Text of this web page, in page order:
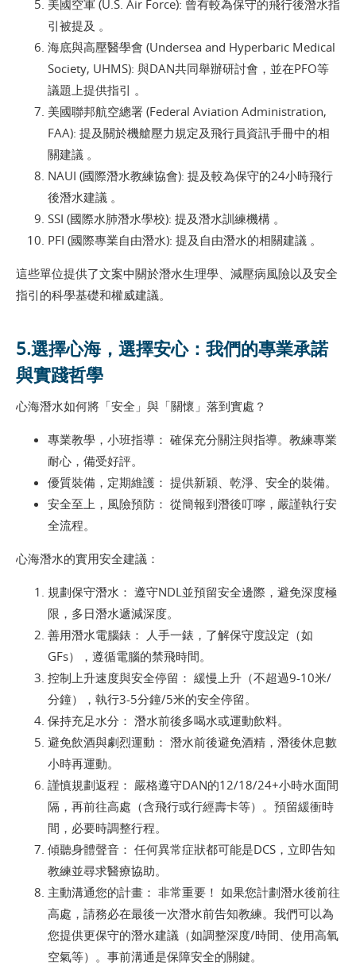
美國空軍 (U.S. Air Force): 曾有較為保守的飛行後潛水指
引被提及 。
海底與高壓醫學會 (Undersea and Hyperbaric Medical
Society, UHMS): 與DAN共同舉辦研討會，並在PFO等
議題上提供指引 。
美國聯邦航空總署 (Federal Aviation Administration,
FAA): 提及關於機艙壓力規定及飛行員資訊手冊中的相
關建議 。
NAUI (國際潛水教練協會): 提及較為保守的24小時飛行
後潛水建議 。
SSI (國際水肺潛水學校): 提及潛水訓練機構 。
PFI (國際專業自由潛水): 提及自由潛水的相關建議 。
這些單位提供了文案中關於潛水生理學、減壓病風險以及安全
指引的科學基礎和權威建議。
5.選擇心海，選擇安心：我們的專業承諾
與實踐哲學
心海潛水如何將「安全」與「關懷」落到實處？
專業教學，小班指導： 確保充分關注與指導。教練專業
耐心，備受好評。
優質裝備，定期維護： 提供新穎、乾淨、安全的裝備。
安全至上，風險預防： 從簡報到潛後叮嚀，嚴謹執行安
全流程。
心海潛水的實用安全建議：
規劃保守潛水： 遵守NDL並預留安全邊際，避免深度極
限，多日潛水遞減深度。
善用潛水電腦錶： 人手一錶，了解保守度設定（如
GFs），遵循電腦的禁飛時間。
控制上升速度與安全停留： 緩慢上升（不超過9-10米/
分鐘），執行3-5分鐘/5米的安全停留。
保持充足水分： 潛水前後多喝水或運動飲料。
避免飲酒與劇烈運動： 潛水前後避免酒精，潛後休息數
小時再運動。
謹慎規劃返程： 嚴格遵守DAN的12/18/24+小時水面間
隔，再前往高處（含飛行或行經壽卡等）。預留緩衝時
間，必要時調整行程。
傾聽身體聲音： 任何異常症狀都可能是DCS，立即告知
教練並尋求醫療協助。
主動溝通您的計畫： 非常重要！ 如果您計劃潛水後前往
高處，請務必在最後一次潛水前告知教練。我們可以為
您提供更保守的潛水建議（如調整深度/時間、使用高氧
空氣等）。事前溝通是保障安全的關鍵。